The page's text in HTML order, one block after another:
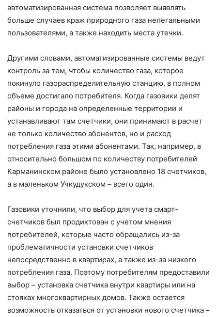
автоматизированная система позволяет выявлять
больше случаев краж природного газа нелегальными
пользователями, а также находить места утечки.
Другими словами, автоматизированные системы ведут
контроль за тем, чтобы количество газа, которое
покинуло газораспределительную станцию, в полном
объеме достигало потребителя. Когда газовики делят
районы и города на определенные территории и
устанавливают там счетчики, они принимают в расчет
не только количество абонентов, но и расход
потребления газа этими абонентами. Так, например, в
относительно большом по количеству потребителей
Карманинском районе было установлено 18 счетчиков,
а в маленьком Учкудукском – всего один.
Газовики уточнили, что выбор для учета смарт-
счетчиков был продиктован с учетом мнения
потребителей, которые часто обращались из-за
проблематичности установки счетчиков
непосредственно в квартирах, а также из-за низкого
потребления газа. Поэтому потребителям предоставили
выбор – установка счетчика внутри квартиры или на
стояках многоквартирных домов. Также остается
возможность отказаться от установки нового счетчика –